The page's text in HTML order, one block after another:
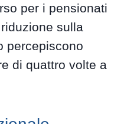
per i pensionati
sulla
percepiscono
di quattro volte a